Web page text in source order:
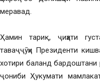
меравад.
Ҳамин тариқ, ҷиҳати
таваҷҷӯҳи Президенти
хотири баланд
ҷониби Ҳукумати